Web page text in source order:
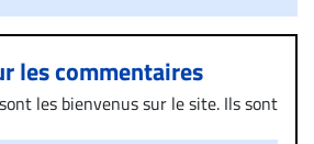
les commentaires
les bienvenus sur le site. Ils sont